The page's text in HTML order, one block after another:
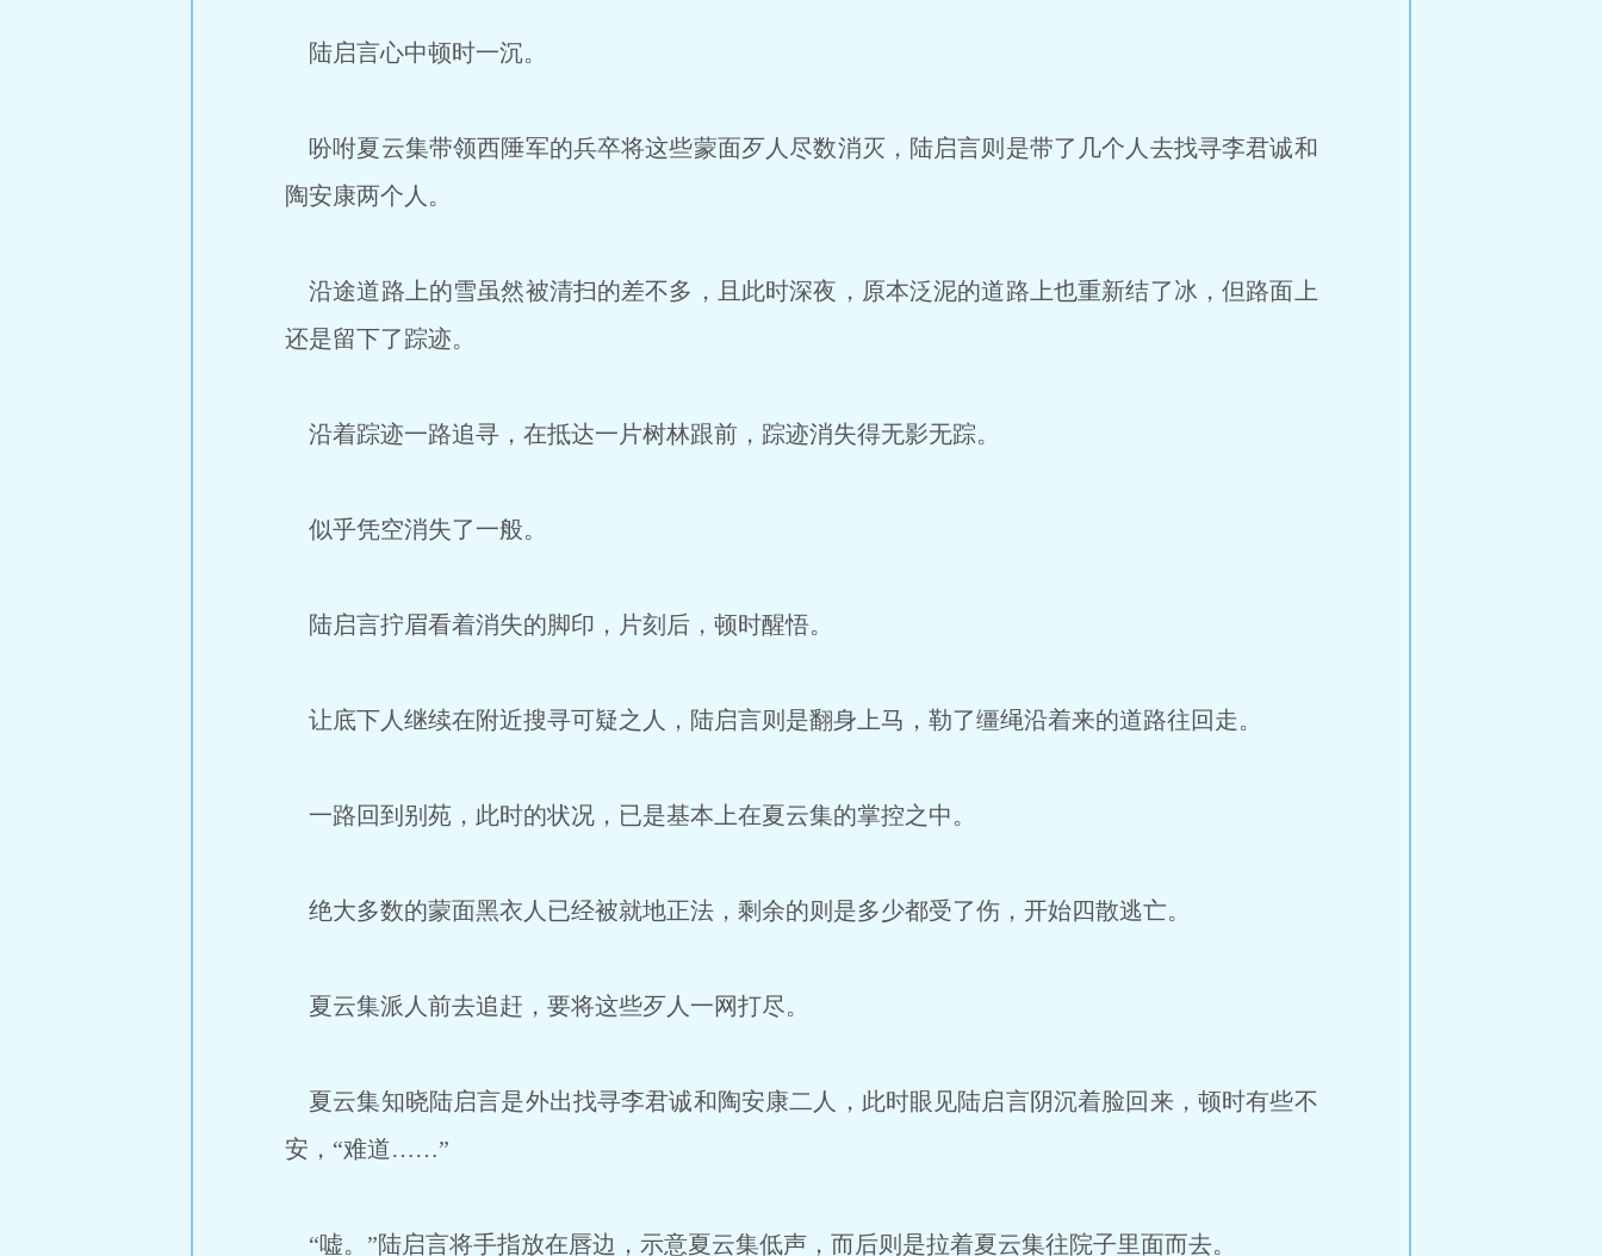
陆启言心中顿时一沉。
吩咐夏云集带领西陲军的兵卒将这些蒙面歹人尽数消灭，陆启言则是带了几个人去找寻李君诚和
陶安康两个人。
沿途道路上的雪虽然被清扫的差不多，且此时深夜，原本泛泥的道路上也重新结了冰，但路面上
还是留下了踪迹。
沿着踪迹一路追寻，在抵达一片树林跟前，踪迹消失得无影无踪。
似乎凭空消失了一般。
陆启言拧眉看着消失的脚印，片刻后，顿时醒悟。
让底下人继续在附近搜寻可疑之人，陆启言则是翻身上马，勒了缰绳沿着来的道路往回走。
一路回到别苑，此时的状况，已是基本上在夏云集的掌控之中。
绝大多数的蒙面黑衣人已经被就地正法，剩余的则是多少都受了伤，开始四散逃亡。
夏云集派人前去追赶，要将这些歹人一网打尽。
夏云集知晓陆启言是外出找寻李君诚和陶安康二人，此时眼见陆启言阴沉着脸回来，顿时有些不
安，“难道……”
“嘘。”陆启言将手指放在唇边，示意夏云集低声，而后则是拉着夏云集往院子里面而去。